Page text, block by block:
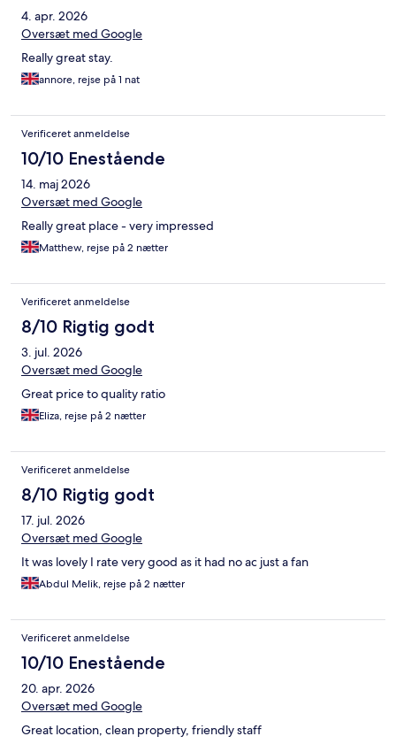
4. apr. 2026
Oversæt med Google
Really great stay.
annore, rejse på 1 nat
Verificeret anmeldelse
10/10 Enestående
14. maj 2026
Oversæt med Google
Really great place - very impressed
Matthew, rejse på 2 nætter
Verificeret anmeldelse
8/10 Rigtig godt
3. jul. 2026
Oversæt med Google
Great price to quality ratio
Eliza, rejse på 2 nætter
Verificeret anmeldelse
8/10 Rigtig godt
17. jul. 2026
Oversæt med Google
It was lovely I rate very good as it had no ac just a fan
Abdul Melik, rejse på 2 nætter
Verificeret anmeldelse
10/10 Enestående
20. apr. 2026
Oversæt med Google
Great location, clean property, friendly staff